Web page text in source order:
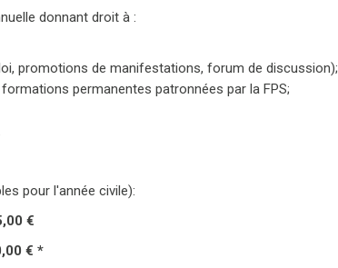
donnant droit à :
promotions de manifestations, forum de discussion);
permanentes patronnées par la FPS;
pour l'année civile):
€
€ *